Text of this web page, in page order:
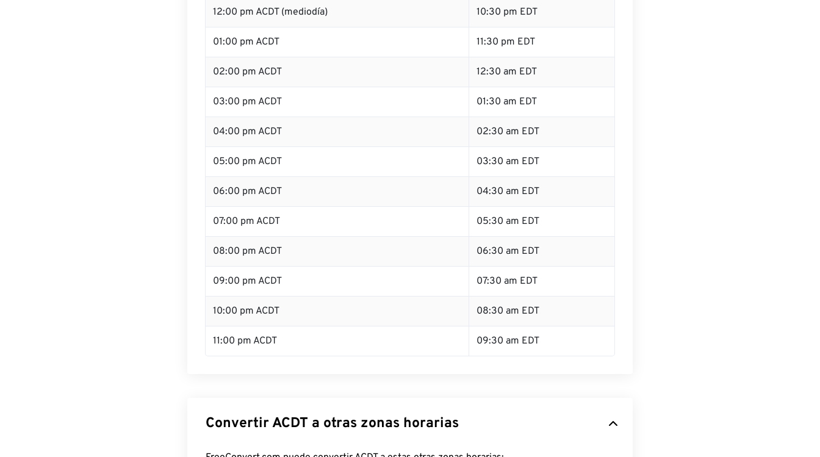
12:00 pm ACDT (mediodía) 10:30 pm EDT
01:00 pm ACDT 11:30 pm EDT
02:00 pm ACDT 12:30 am EDT
03:00 pm ACDT 01:30 am EDT
04:00 pm ACDT 02:30 am EDT
05:00 pm ACDT 03:30 am EDT
06:00 pm ACDT 04:30 am EDT
07:00 pm ACDT 05:30 am EDT
08:00 pm ACDT 06:30 am EDT
09:00 pm ACDT 07:30 am EDT
10:00 pm ACDT 08:30 am EDT
11:00 pm ACDT 09:30 am EDT
Convertir ACDT a otras zonas horarias